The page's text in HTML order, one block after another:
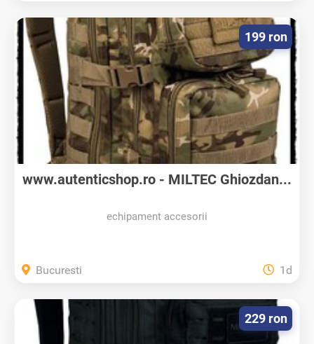
www.autenticshop.ro - MILTEC Ghiozdan...
echipament accesorii
199 ron
Bucuresti 1d
229 ron